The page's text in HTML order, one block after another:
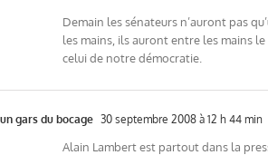
Demain les sénateurs n’auront pas
les mains, ils auront entre les mains
celui de notre démocratie.
un gars du bocage 30 septembre 2008 à 12 h 44 min
Alain Lambert est partout dans la